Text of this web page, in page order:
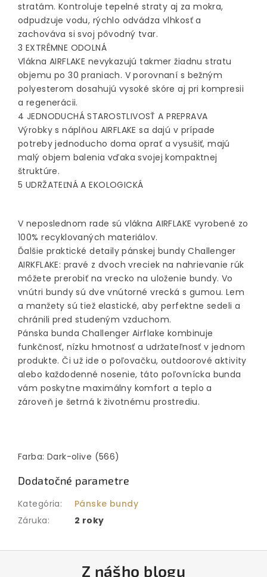
stratám. Kontroluje tepelné straty aj za mokra,
odpudzuje vodu, rýchlo odvádza vlhkosť a
zachováva si svoj pôvodný tvar.
3 EXTRÉMNE ODOLNÁ
Vlákna AIRFLAKE nevykazujú takmer žiadnu stratu
objemu po 30 praniach. V porovnaní s bežným
polyesterom dosahujú vysoké skóre aj pri kompresii
a regenerácii.
4 JEDNODUCHÁ STAROSTLIVOSŤ A PREPRAVA
Výrobky s náplňou AIRFLAKE sa dajú v prípade
potreby jednoducho doma oprať a vysušiť, majú
malý objem balenia vďaka svojej kompaktnej
štruktúre.
5 UDRŽATEĽNÁ A EKOLOGICKÁ
V neposlednom rade sú vlákna AIRFLAKE vyrobené zo
100% recyklovaných materiálov.
Ďalšie praktické detaily pánskej bundy Challenger
AIRKFLAKE: pravé z dvoch vreciek na nahrievanie rúk
môžete prerobiť na vrecko na uloženie bundy. Vo
vnútri bundy sú dve vnútorné vrecká s gumou. Lem
a manžety sú tiež elastické, aby perfektne sedeli a
chránili pred studeným vzduchom.
Pánska bunda Challenger Airflake kombinuje
funkčnosť, nízku hmotnosť a udržateľnosť v jednom
produkte. Či už ide o poľovačku, outdoorové aktivity
alebo každodenné nosenie, táto poľovnícka bunda
vám poskytne maximálny komfort a teplo a
zároveň je šetrná k životnému prostrediu.
Farba: Dark-olive (566)
Dodatočné parametre
Kategória:
Pánske bundy
Záruka: 2 roky
Z nášho blogu